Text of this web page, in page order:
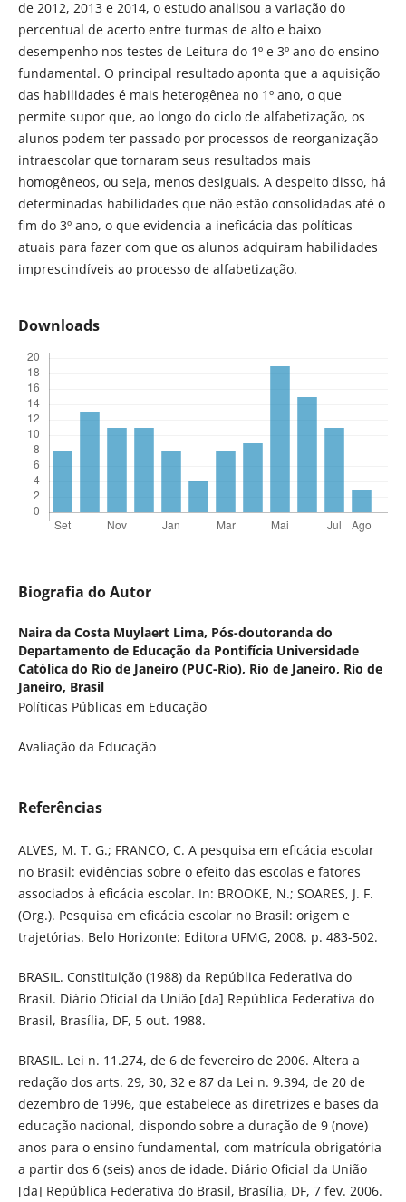
de 2012, 2013 e 2014, o estudo analisou a variação do
percentual de acerto entre turmas de alto e baixo
desempenho nos testes de Leitura do 1º e 3º ano do ensino
fundamental. O principal resultado aponta que a aquisição
das habilidades é mais heterogênea no 1º ano, o que
permite supor que, ao longo do ciclo de alfabetização, os
alunos podem ter passado por processos de reorganização
intraescolar que tornaram seus resultados mais
homogêneos, ou seja, menos desiguais. A despeito disso, há
determinadas habilidades que não estão consolidadas até o
fim do 3º ano, o que evidencia a ineficácia das políticas
atuais para fazer com que os alunos adquiram habilidades
imprescindíveis ao processo de alfabetização.
Downloads
Biografia do Autor
Naira da Costa Muylaert Lima, Pós-doutoranda do
Departamento de Educação da Pontifícia Universidade
Católica do Rio de Janeiro (PUC-Rio), Rio de Janeiro, Rio de
Janeiro, Brasil
Políticas Públicas em Educação
Avaliação da Educação
Referências
ALVES, M. T. G.; FRANCO, C. A pesquisa em eficácia escolar
no Brasil: evidências sobre o efeito das escolas e fatores
associados à eficácia escolar. In: BROOKE, N.; SOARES, J. F.
(Org.). Pesquisa em eficácia escolar no Brasil: origem e
trajetórias. Belo Horizonte: Editora UFMG, 2008. p. 483-502.
BRASIL. Constituição (1988) da República Federativa do
Brasil. Diário Oficial da União [da] República Federativa do
Brasil, Brasília, DF, 5 out. 1988.
BRASIL. Lei n. 11.274, de 6 de fevereiro de 2006. Altera a
redação dos arts. 29, 30, 32 e 87 da Lei n. 9.394, de 20 de
dezembro de 1996, que estabelece as diretrizes e bases da
educação nacional, dispondo sobre a duração de 9 (nove)
anos para o ensino fundamental, com matrícula obrigatória
a partir dos 6 (seis) anos de idade. Diário Oficial da União
[da] República Federativa do Brasil, Brasília, DF, 7 fev. 2006.